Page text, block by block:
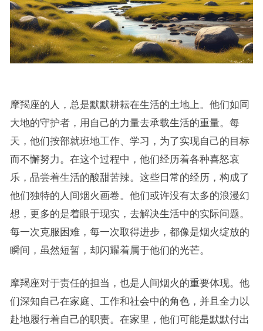
摩羯座的人，总是默默耕耘在生活的土地上。他们如同
大地的守护者，用自己的力量去承载生活的重量。每
天，他们按部就班地工作、学习，为了实现自己的目标
而不懈努力。在这个过程中，他们经历着各种喜怒哀
乐，品尝着生活的酸甜苦辣。这些日常的经历，构成了
他们独特的人间烟火画卷。他们或许没有太多的浪漫幻
想，更多的是着眼于现实，去解决生活中的实际问题。
每一次克服困难，每一次取得进步，都像是烟火绽放的
瞬间，虽然短暂，却闪耀着属于他们的光芒。
摩羯座对于责任的担当，也是人间烟火的重要体现。他
们深知自己在家庭、工作和社会中的角色，并且全力以
赴地履行着自己的职责。在家里，他们可能是默默付出